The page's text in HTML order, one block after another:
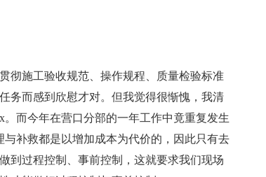
彻施工验收规范、操作规程、质量检验标准
务而感到欣慰才对。但我觉得很惭愧，我清
而今年在营口分部的一年工作中竟重复发生
补救都是以增加成本为代价的，因此只有去
到过程控制、事前控制，这就要求我们现场